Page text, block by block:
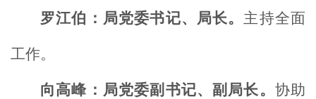
罗江伯：局党委书记、局长。 主持全面
工作。
向高峰：局党委副书记、副局长。 协助